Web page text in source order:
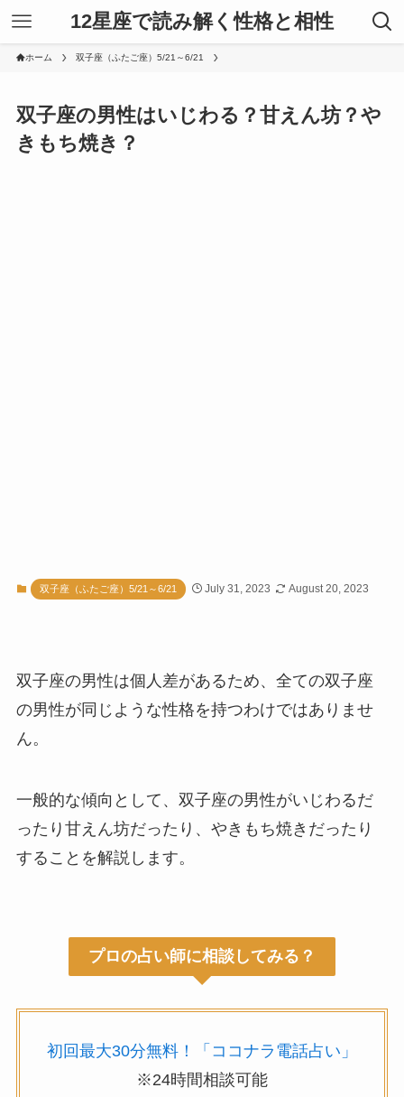
12星座で読み解く性格と相性
ホーム 双子座（ふたご座）5/21～6/21
双子座の男性はいじわる？甘えん坊？や
きもち焼き？
双子座（ふたご座）5/21～6/21 July 31, 2023 August 20, 2023
双子座の男性は個人差があるため、全ての双子座
の男性が同じような性格を持つわけではありませ
ん。
一般的な傾向として、双子座の男性がいじわるだ
ったり甘えん坊だったり、やきもち焼きだったり
することを解説します。
プロの占い師に相談してみる？
初回最大30分無料！「ココナラ電話占い」
※24時間相談可能